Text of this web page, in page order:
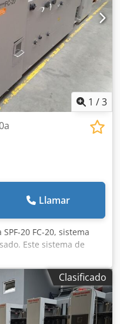
1 /3
Llamar
20 FC-20, sistema
Este sistema de
una solución potente
folletos, que combina la
y el corte frontal en
alta productividad,
sencillo
folletos. Características
Clasificado